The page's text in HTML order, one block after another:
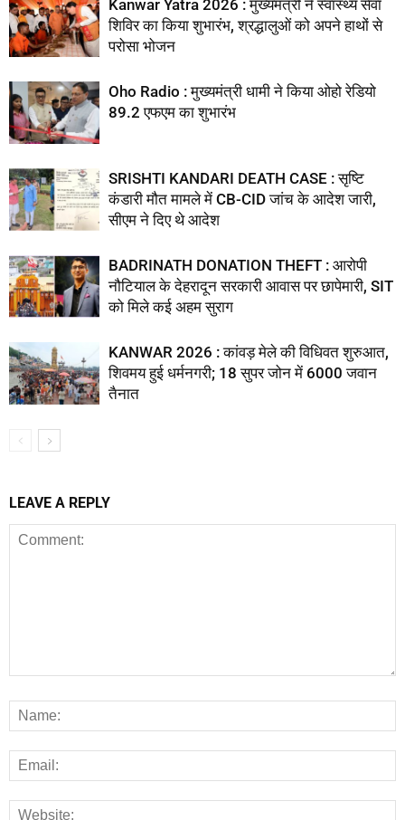
Kanwar Yatra 2026 : मुख्यमंत्री ने स्वास्थ्य सेवा
शिविर का किया शुभारंभ, श्रद्धालुओं को अपने हाथों से
परोसा भोजन
Oho Radio : मुख्यमंत्री धामी ने किया ओहो रेडियो
89.2 एफएम का शुभारंभ
SRISHTI KANDARI DEATH CASE : सृष्टि
कंडारी मौत मामले में CB-CID जांच के आदेश जारी,
सीएम ने दिए थे आदेश
BADRINATH DONATION THEFT : आरोपी
नौटियाल के देहरादून सरकारी आवास पर छापेमारी, SIT
को मिले कई अहम सुराग
KANWAR 2026 : कांवड़ मेले की विधिवत शुरुआत,
शिवमय हुई धर्मनगरी; 18 सुपर जोन में 6000 जवान
तैनात
LEAVE A REPLY